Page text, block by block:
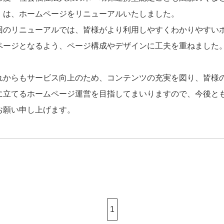
は、ホームページをリニューアルいたしました。
のリニューアルでは、皆様がより利用しやすくわかりやすい
ージとなるよう、ページ構成やデザインに工夫を重ねました。
からもサービス向上のため、コンテンツの充実を図り、皆様
立てるホームページ運営を目指してまいりますので、今後と
願い申し上げます。
1